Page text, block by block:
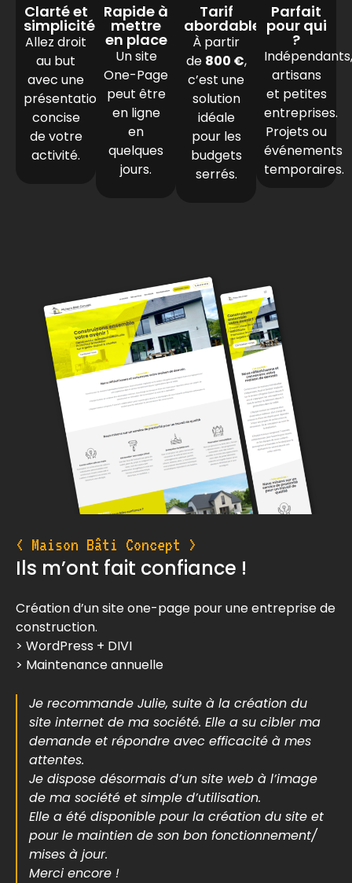
Clarté et
simplicité
Allez droit
au but
avec une
présentation
concise
de votre
activité.
Rapide à
mettre
en place
Un site
One-Page
peut être
en ligne
en
quelques
jours.
Tarif
abordable
À partir
de 800 €,
c’est une
solution
idéale
pour les
budgets
serrés.
Parfait
pour qui
?
Indépendants,
artisans
et petites
entreprises.
Projets ou
événements
temporaires.
< Maison Bâti Concept >
Ils m’ont fait confiance !
Création d’un site one-page pour une entreprise de
construction.
> WordPress + DIVI
> Maintenance annuelle
Je recommande Julie, suite à la création du
site internet de ma société. Elle a su cibler ma
demande et répondre avec efficacité à mes
attentes.
Je dispose désormais d’un site web à l’image
de ma société et simple d’utilisation.
Elle a été disponible pour la création du site et
pour le maintien de son bon fonctionnement/
mises à jour.
Merci encore !